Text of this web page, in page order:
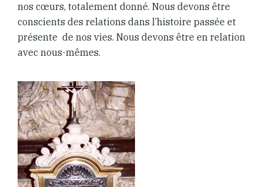
nos cœurs, totalement donné. Nous devons être
conscients des relations dans l’histoire passée et
présente de nos vies. Nous devons être en relation
avec nous-mêmes.